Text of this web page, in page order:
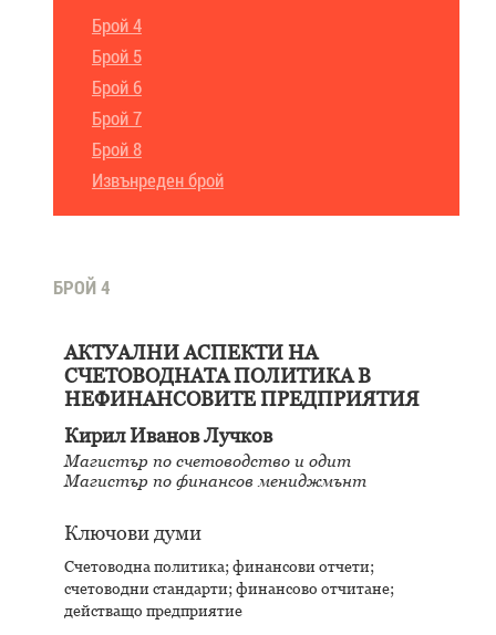
Брой 4
Брой 5
Брой 6
Брой 7
Брой 8
Извънреден брой
БРОЙ 4
АКТУАЛНИ АСПЕКТИ НА
СЧЕТОВОДНАТА ПОЛИТИКА В
НЕФИНАНСОВИТЕ ПРЕДПРИЯТИЯ
Кирил Иванов Лучков
Магистър по счетоводство и одит
Магистър по финансов мениджмънт
Ключови думи
Счетоводна политика; финансови отчети;
счетоводни стандарти; финансово отчитане;
действащо предприятие